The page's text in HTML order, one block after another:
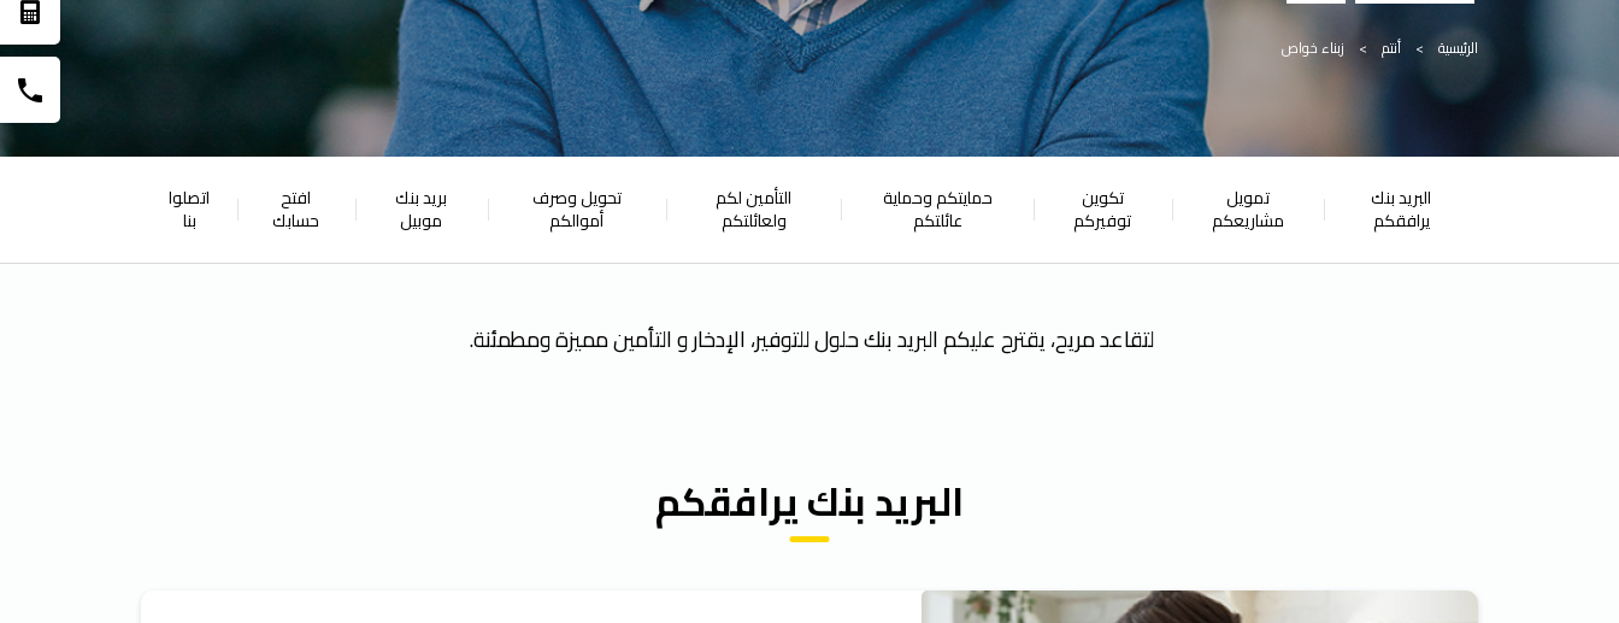
مسار
التنقل
الرئيسية أنتم زبناء خواص
البريد بنك
يرافقكم
تمويل
مشاريعكم
تكوين
توفيركم
حمايتكم وحماية
عائلتكم
التأمين لكم
ولعائلتكم
تحويل وصرف
أموالكم
بريد بنك
موبيل
افتح
حسابك
اتصلوا
بنا
لتقاعد مريح، يقترح عليكم البريد بنك حلول للتوفير، الإدخار و التأمين مميزة ومطمئنة.
البريد بنك يرافقكم